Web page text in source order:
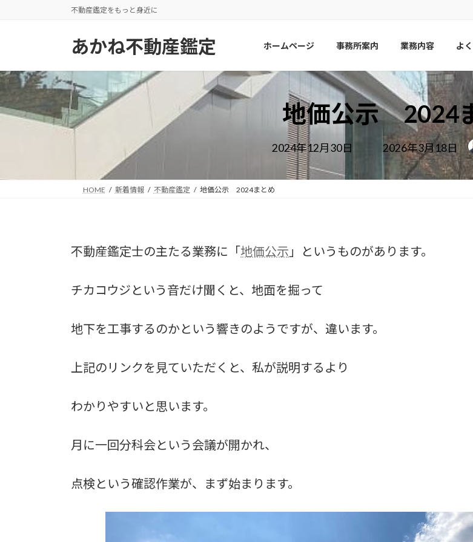
ツ
へ
ス
シ
ョ
ン
不動産鑑定をもっと身近に
あかね不動産鑑定 ホームページ 事務所案内 業務内容 よ
地価公示 2024
2024年12月30日
最
終
更
新
2026年3月18日
HOME 新着情報 不動産鑑定 地価公示 2024まとめ
不動産鑑定士の主たる業務に「地価公示 」というものがあります。
チカコウジという音だけ聞くと、地面を掘って
地下を工事するのかという響きのようですが、違います。
上記のリンクを見ていただくと、私が説明するより
わかりやすいと思います。
月に一回分科会という会議が開かれ、
点検という確認作業が、まず始まります。